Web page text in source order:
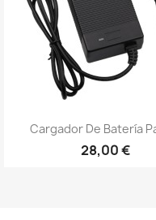
Cargador De Batería
28,00 €